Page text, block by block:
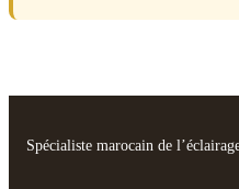
Spécialiste marocain de